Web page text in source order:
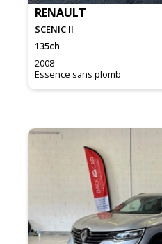
RENAULT
SCENIC II
135ch
2008
Essence sans plomb